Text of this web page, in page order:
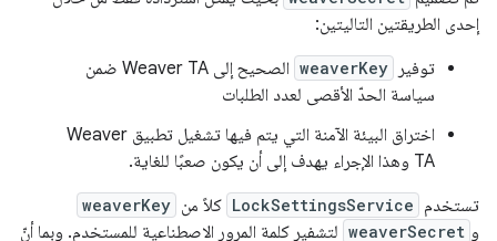
إحدى الطريقتين التاليتين:
توفير
weaverKey
الصحيح إلى Weaver TA ضمن
سياسة الحدّ الأقصى لعدد الطلبات
اختراق البيئة الآمنة التي يتم فيها تشغيل تطبيق Weaver
TA وهذا الإجراء يهدف إلى أن يكون صعبًا للغاية.
تستخدم LockSettingsService كلاً من weaverKey
و weaverSecret لتشفير كلمة المرور الاصطناعية للمستخدم. وبما أنّ